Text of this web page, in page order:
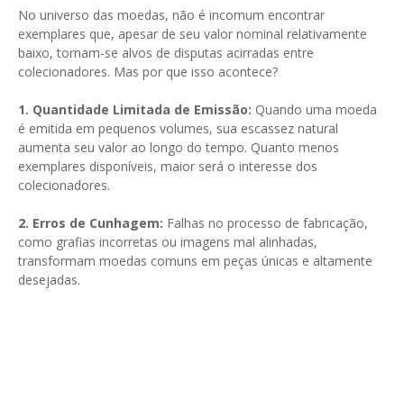
No universo das moedas, não é incomum encontrar
exemplares que, apesar de seu valor nominal relativamente
baixo, tornam-se alvos de disputas acirradas entre
colecionadores. Mas por que isso acontece?
1. Quantidade Limitada de Emissão: Quando uma moeda
é emitida em pequenos volumes, sua escassez natural
aumenta seu valor ao longo do tempo. Quanto menos
exemplares disponíveis, maior será o interesse dos
colecionadores.
2. Erros de Cunhagem: Falhas no processo de fabricação,
como grafias incorretas ou imagens mal alinhadas,
transformam moedas comuns em peças únicas e altamente
desejadas.